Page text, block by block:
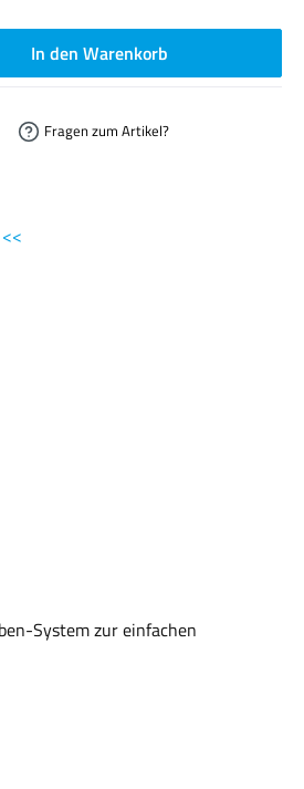
die Schaltflächen um die Anzahl zu erhöhen
In den Warenkorb
Fragen zum Artikel?
System zur einfachen